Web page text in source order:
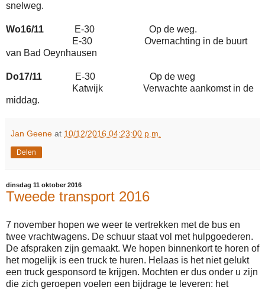
snelweg.
Wo16/11 E-30 Op de weg.
E-30 Overnachting in de buurt
van Bad Oeynhausen
Do17/11 E-30 Op de weg
Katwijk Verwachte aankomst in de
middag.
Jan Geene at 10/12/2016 04:23:00 p.m.
Delen
dinsdag 11 oktober 2016
Tweede transport 2016
7 november hopen we weer te vertrekken met de bus en
twee vrachtwagens. De schuur staat vol met hulpgoederen.
De afspraken zijn gemaakt. We hopen binnenkort te horen of
het mogelijk is een truck te huren. Helaas is het niet gelukt
een truck gesponsord te krijgen. Mochten er dus onder u zijn
die zich geroepen voelen een bijdrage te leveren: het